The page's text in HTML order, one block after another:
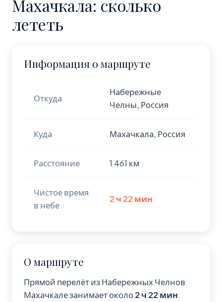
Махачкала: сколько
лететь
Информация о маршруте
Откуда
Набережные
Челны, Россия
Куда Махачкала, Россия
Расстояние 1 461 км
Чистое время
в небе
2 ч 22 мин
О маршруте
Прямой перелёт из Набережных Челнов
Махачкале занимает около2 ч 22 мин.